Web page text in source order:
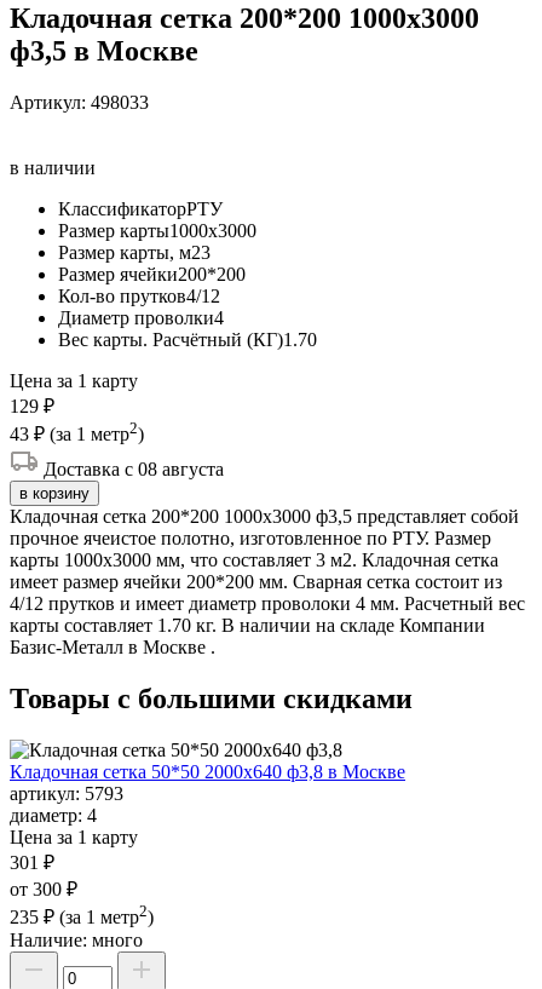
Кладочная сетка 200*200 1000х3000
ф3,5 в Москве
Артикул: 498033
в наличии
КлассификаторРТУ
Размер карты1000х3000
Размер карты, м23
Размер ячейки200*200
Кол-во прутков4/12
Диаметр проволки4
Вес карты. Расчётный (КГ)1.70
Цена за 1 карту
129 ₽
43 ₽ (за 1 метр2)
Доставка с 08 августа
в корзину
Кладочная сетка 200*200 1000х3000 ф3,5 представляет собой
прочное ячеистое полотно, изготовленное по РТУ. Размер
карты 1000х3000 мм, что составляет 3 м2. Кладочная сетка
имеет размер ячейки 200*200 мм. Сварная сетка состоит из
4/12 прутков и имеет диаметр проволоки 4 мм. Расчетный вес
карты составляет 1.70 кг. В наличии на складе Компании
Базис-Металл в Москве .
Товары с большими скидками
Кладочная сетка 50*50 2000х640 ф3,8 в Москве
артикул: 5793
диаметр: 4
Цена за 1 карту
301 ₽
от 300 ₽
235 ₽ (за 1 метр2)
Наличие: много